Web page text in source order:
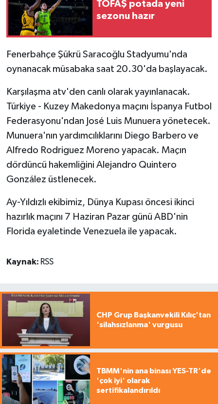
TOFAŞ potada yeni
sezonu hazır
Fenerbahçe Şükrü Saracoğlu Stadyumu'nda
oynanacak müsabaka saat 20.30'da başlayacak.
Karşılaşma atv'den canlı olarak yayınlanacak.
Türkiye - Kuzey Makedonya maçını İspanya Futbol
Federasyonu'ndan José Luis Munuera yönetecek.
Munuera'nın yardımcılıklarını Diego Barbero ve
Alfredo Rodriguez Moreno yapacak. Maçın
dördüncü hakemliğini Alejandro Quintero
González üstlenecek.
Ay-Yıldızlı ekibimiz, Dünya Kupası öncesi ikinci
hazırlık maçını 7 Haziran Pazar günü ABD'nin
Florida eyaletinde Venezuela ile yapacak.
Kaynak: RSS
CHP Grup Başkanvekili Kılıç'tan
'silahsızlanma' vurgusu
TBMM'nin ana binası YES-TR'de
'çok iyi' olarak
sertifikalandırıldı